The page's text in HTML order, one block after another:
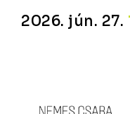
2026. jún. 27.